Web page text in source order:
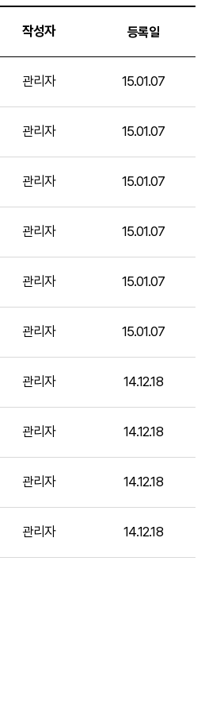
작성자 등록일
관리자 15.01.07
관리자 15.01.07
관리자 15.01.07
관리자 15.01.07
관리자 15.01.07
관리자 15.01.07
관리자 14.12.18
관리자 14.12.18
관리자 14.12.18
관리자 14.12.18